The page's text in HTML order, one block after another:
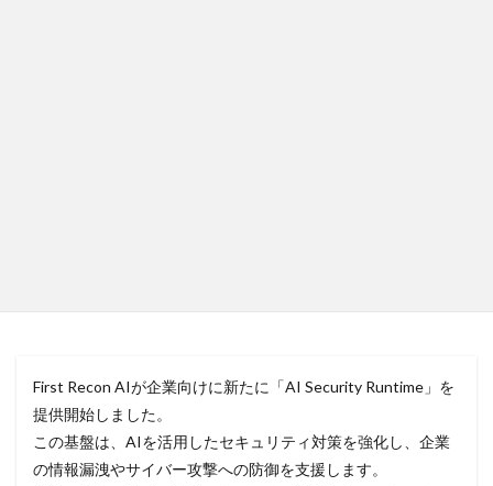
First Recon AIが企業向けに新たに「AI Security Runtime」を
提供開始しました。
この基盤は、AIを活用したセキュリティ対策を強化し、企業
の情報漏洩やサイバー攻撃への防御を支援します。